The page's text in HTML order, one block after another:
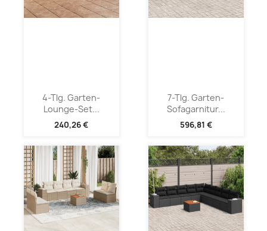
4-Tlg. Garten-
Lounge-Set...
240,26 €
7-Tlg. Garten-
Sofagarnitur...
596,81 €